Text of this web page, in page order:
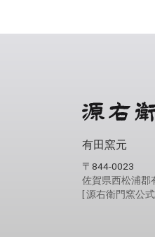
有田窯元
〒844-0023
佐賀県西松浦郡
[ 源右衛門窯公